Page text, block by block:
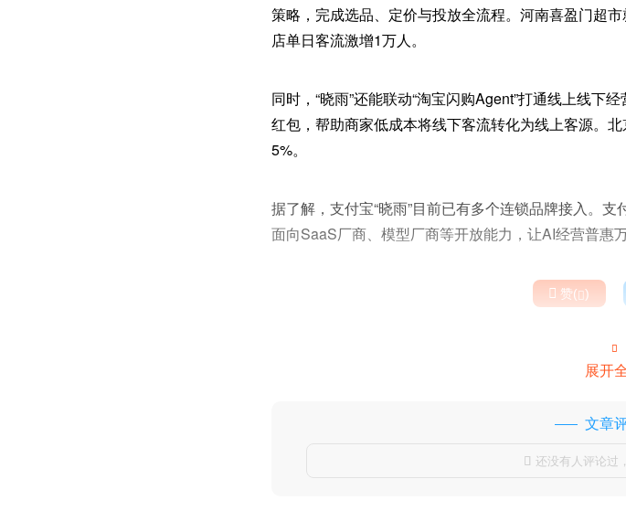
策略，完成选品、定价与投放全流程。河南喜盈门超
店单日客流激增1万人。
同时，“晓雨”还能联动“淘宝闪购Agent”打通线上线下
红包，帮助商家低成本将线下客流转化为线上客源。
5%。
据了解，支付宝“晓雨”目前已有多个连锁品牌接入。
面向SaaS厂商、模型厂商等开放能力，让AI经营普惠万
 赞()

展开
文章
 还没有人评论过